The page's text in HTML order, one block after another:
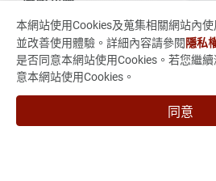
聯絡我們
235015新北市中和區中正路880
886-2-3234-3038
marketing@vso-corp.com
本網站使用Cookies及蒐集相關網站內
並改善使用體驗。詳細內容請參閱 隱私
是否同意本網站使用Cookies。若您繼
意本網站使用Cookies。
同意